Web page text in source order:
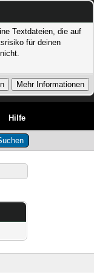
Textdateien, die auf
für deinen
Hilfe